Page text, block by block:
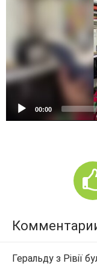
l
a
r
00:00
Геральду з Рівії